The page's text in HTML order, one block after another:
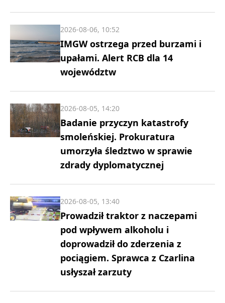
IMGW ostrzega przed burzami i
upałami. Alert RCB dla 14
województw
2026-08-06, 10:52
Badanie przyczyn katastrofy
smoleńskiej. Prokuratura
umorzyła śledztwo w sprawie
zdrady dyplomatycznej
2026-08-05, 14:20
Prowadził traktor z naczepami
pod wpływem alkoholu i
doprowadził do zderzenia z
pociągiem. Sprawca z Czarlina
usłyszał zarzuty
2026-08-05, 13:40